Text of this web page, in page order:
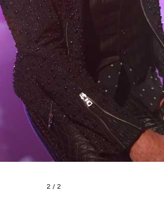
2 / 2